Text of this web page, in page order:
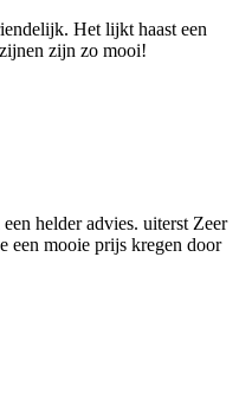
Het lijkt haast een
zijn zo mooi!
helder advies. uiterst Zeer
een mooie prijs kregen door